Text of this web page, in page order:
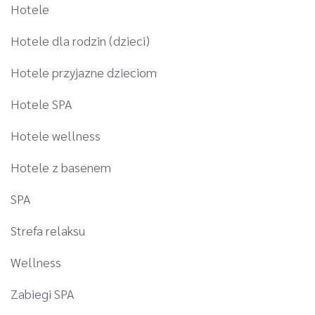
Hotele
Hotele dla rodzin (dzieci)
Hotele przyjazne dzieciom
Hotele SPA
Hotele wellness
Hotele z basenem
SPA
Strefa relaksu
Wellness
Zabiegi SPA